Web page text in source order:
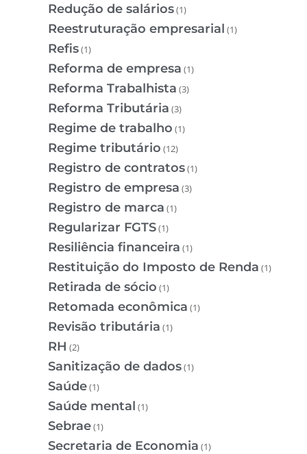
Redução de salários(1)
Reestruturação empresarial (1)
Refis(1)
Reforma de empresa (1)
Reforma Trabalhista (3)
Reforma Tributária (3)
Regime de trabalho (1)
Regime tributário (12)
Registro de contratos(1)
Registro de empresa (3)
Registro de marca (1)
Regularizar FGTS(1)
Resiliência financeira (1)
Restituição do Imposto de Renda (1)
Retirada de sócio (1)
Retomada econômica (1)
Revisão tributária (1)
RH (2)
Sanitização de dados(1)
Saúde(1)
Saúde mental (1)
Sebrae(1)
Secretaria de Economia (1)